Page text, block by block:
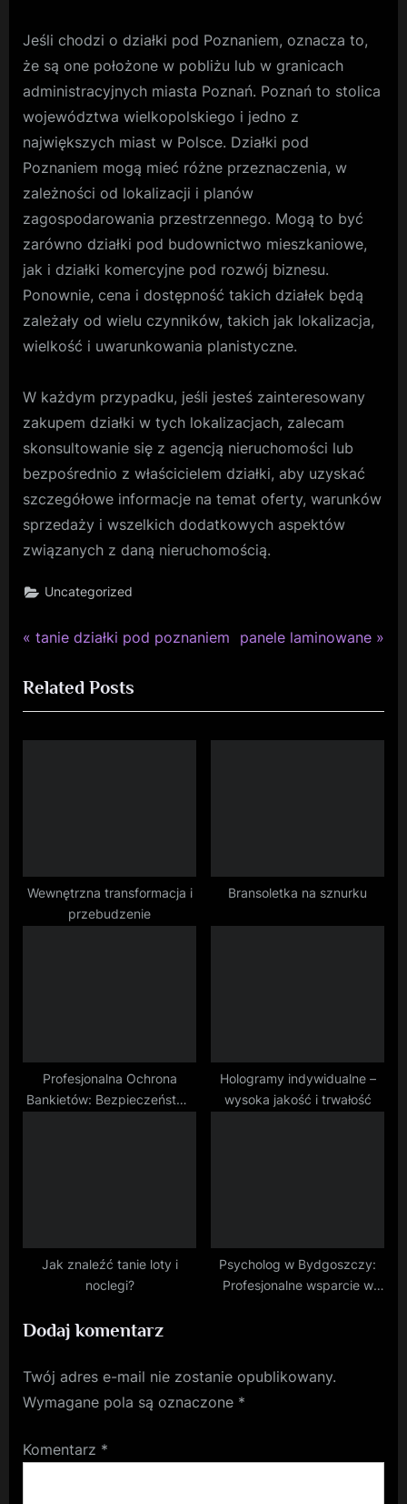
Jeśli chodzi o działki pod Poznaniem, oznacza to,
że są one położone w pobliżu lub w granicach
administracyjnych miasta Poznań. Poznań to stolica
województwa wielkopolskiego i jedno z
największych miast w Polsce. Działki pod
Poznaniem mogą mieć różne przeznaczenia, w
zależności od lokalizacji i planów
zagospodarowania przestrzennego. Mogą to być
zarówno działki pod budownictwo mieszkaniowe,
jak i działki komercyjne pod rozwój biznesu.
Ponownie, cena i dostępność takich działek będą
zależały od wielu czynników, takich jak lokalizacja,
wielkość i uwarunkowania planistyczne.
W każdym przypadku, jeśli jesteś zainteresowany
zakupem działki w tych lokalizacjach, zalecam
skonsultowanie się z agencją nieruchomości lub
bezpośrednio z właścicielem działki, aby uzyskać
szczegółowe informacje na temat oferty, warunków
sprzedaży i wszelkich dodatkowych aspektów
związanych z daną nieruchomością.
Uncategorized
Nawigacja
wpisu
P
e
v
i
s
tanie działki pod poznaniem
N
t
P
panele laminowane
Related Posts
Wewnętrzna transformacja i
przebudzenie
Bransoletka na sznurku
Profesjonalna Ochrona
Bankietów: Bezpieczeństwo
Hologramy indywidualne –
wysoka jakość i trwałość
Jak znaleźć tanie loty i
noclegi?
Psycholog w Bydgoszczy:
Profesjonalne wsparcie w
Dodaj komentarz
Twój adres e-mail nie zostanie opublikowany.
Wymagane pola są oznaczone *
Komentarz *